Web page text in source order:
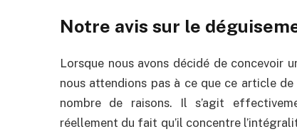
Notre avis sur le
Lorsque nous avons décidé de concevoir
nous attendions pas à ce que ce article
nombre de raisons. Il s’agit
réellement du fait qu’il concentre